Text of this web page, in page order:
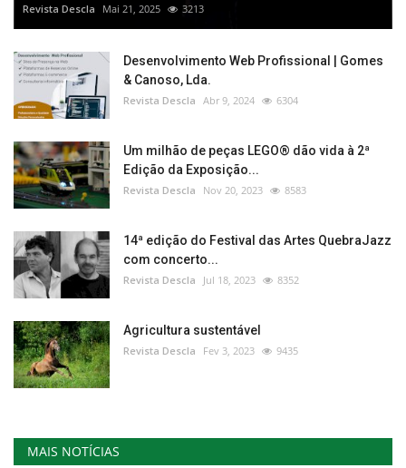
Revista Descla Mai 21, 2025 3213
Desenvolvimento Web Profissional | Gomes
& Canoso, Lda.
Revista Descla Abr 9, 2024 6304
Um milhão de peças LEGO® dão vida à 2ª
Edição da Exposição...
Revista Descla Nov 20, 2023 8583
14ª edição do Festival das Artes QuebraJazz
com concerto...
Revista Descla Jul 18, 2023 8352
Agricultura sustentável
Revista Descla Fev 3, 2023 9435
MAIS NOTÍCIAS